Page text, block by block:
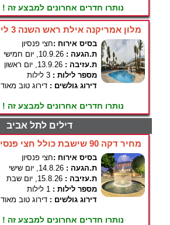
נותרו חדרים אחרונים למבצע זה !
מלון אמריקנה אילת ראש השנה 3 לילות
בסיס אירוח :חצי פנסיון
ת.הגעה : 10.9.26, יום חמישי
ת.עזיבה : 13.9.26, יום ראשון
מספר לילות : 3 לילות
דירוג גולשים : דירוג טוב מאוד
נותרו חדרים אחרונים למבצע זה !
דילים לתל אביב
מחיר דקה 90 שישבת כולל חצי פנסיון ועזיבה במוצ``ש
בסיס אירוח :חצי פנסיון
ת.הגעה : 14.8.26, יום שישי
ת.עזיבה : 15.8.26, יום שבת
מספר לילות : 1 לילות
דירוג גולשים : דירוג טוב מאוד
נותרו חדרים אחרונים למבצע זה !